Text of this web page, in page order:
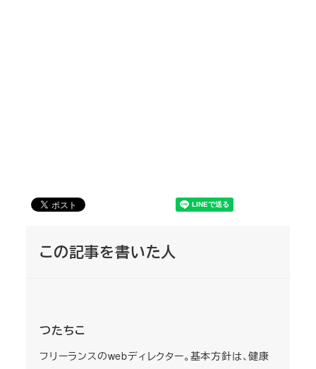
この記事を書いた人
つたちこ
フリーランスのwebディレクター。基本方針は、健康